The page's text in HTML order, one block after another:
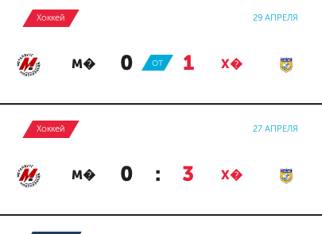
Хоккей 29 АПРЕЛЯ
М� 0 : 1 Х�
ОТ
Хоккей 27 АПРЕЛЯ
М� 0 : 3 Х�